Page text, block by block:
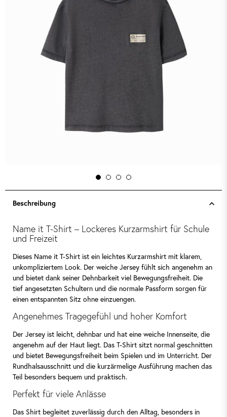
Beschreibung
Name it T-Shirt – Lockeres Kurzarmshirt für Schule
und Freizeit
Dieses Name it T-Shirt ist ein leichtes Kurzarmshirt mit klarem,
unkompliziertem Look. Der weiche Jersey fühlt sich angenehm an
und bietet dank seiner Dehnbarkeit viel Bewegungsfreiheit. Die
tief angesetzten Schultern und die normale Passform sorgen für
einen entspannten Sitz ohne einzuengen.
Angenehmes Tragegefühl und hoher Komfort
Der Jersey ist leicht, dehnbar und hat eine weiche Innenseite, die
angenehm auf der Haut liegt. Das T-Shirt sitzt normal geschnitten
und bietet Bewegungsfreiheit beim Spielen und im Unterricht. Der
Rundhalsausschnitt und die kurzärmelige Ausführung machen das
Teil besonders bequem und praktisch.
Perfekt für viele Anlässe
Das Shirt begleitet zuverlässig durch den Alltag, besonders in